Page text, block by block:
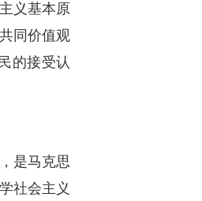
义基本原
同价值观
的接受认
是马克思
社会主义